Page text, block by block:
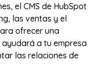
el CMS de HubSpot
las ventas y el
ofrecer una
a tu empresa
las relaciones de